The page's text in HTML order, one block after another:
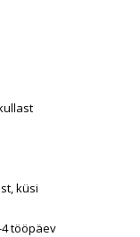
küsi
tööpäev